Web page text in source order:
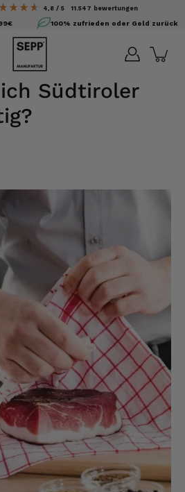
4,8 / 5 11.547 bewertungen
100% zufrieden oder Geld zurück
Südtiroler